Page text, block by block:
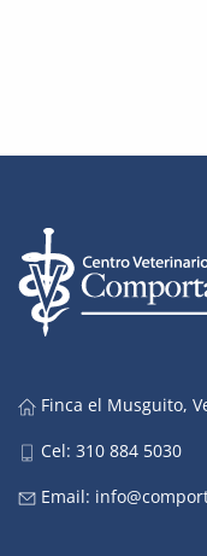
Finca el Musguito,
Cel: 310 884 5030
Email: